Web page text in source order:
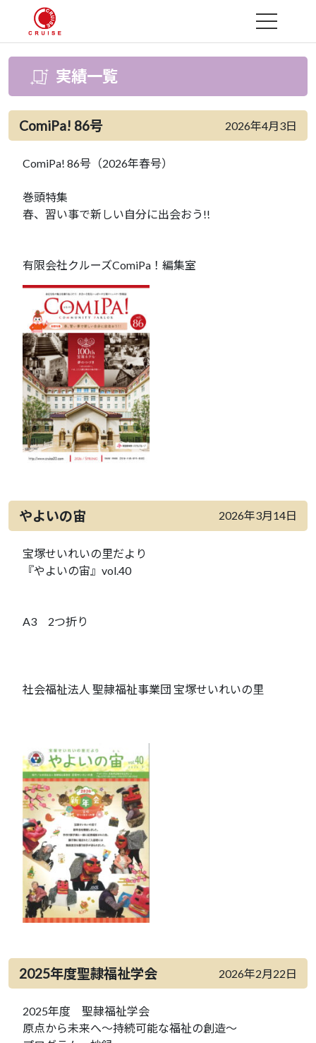
MENU
実績一覧
ComiPa! 86号 2026年4月3日
ComiPa! 86号（2026年春号）
巻頭特集
春、習い事で新しい自分に出会おう!!
有限会社クルーズComiPa！編集室
やよいの宙 2026年3月14日
宝塚せいれいの里だより
『やよいの宙』vol.40
A3 2つ折り
社会福祉法人 聖隷福祉事業団 宝塚せいれいの里
2025年度聖隷福祉学会 2026年2月22日
2025年度 聖隷福祉学会
原点から未来へ～持続可能な福祉の創造～